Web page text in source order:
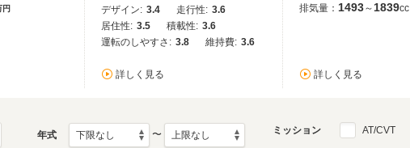
円
デザイン: 3.4 走行性: 3.6
居住性: 3.5 積載性: 3.6
運転のしやすさ: 3.8 維持費: 3.6
詳しく見る
排気量： 1493～ 1839cc
詳しく見る
年式 〜 ミッション AT/CVT